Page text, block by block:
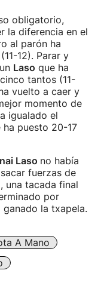
obligatorio,
la diferencia en el
al parón ha
12). Parar y
Laso que ha
tantos (11-
vuelto a caer y
momento de
igualado el
ha puesto 20-17
Laso no había
fuerzas de
una tacada final
por
la txapela.
A Mano